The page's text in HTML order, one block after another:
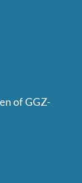
of GGZ-